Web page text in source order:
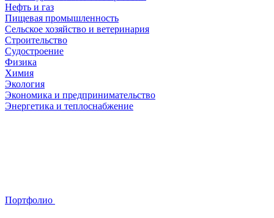
Нефть и газ
Пищевая промышленность
Сельское хозяйство и ветеринария
Строительство
Судостроение
Физика
Химия
Экология
Экономика и предпринимательство
Энергетика и теплоснабжение
Портфолио